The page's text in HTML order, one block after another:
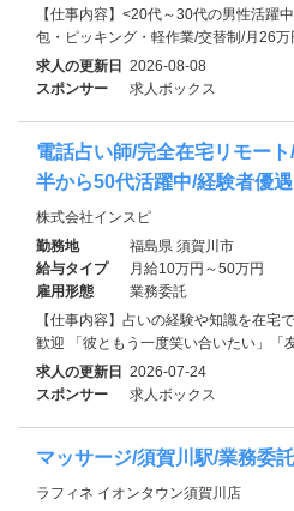
【仕事内容】<20代～30代の男性活躍
包・ピッキング・軽作業/交替制/月26万
求人の更新日 2026-08-08
スポンサー
求人ボックス
電話占い師/完全在宅リモー
半から50代活躍中/経験者優遇
株式会社インスピ
勤務地
福島県 須賀川市
給与タイプ
月給10万円～50万円
雇用形態
業務委託
【仕事内容】占いの経験や知識を在宅
歓迎 「彼ともう一度笑い合いたい」「
求人の更新日 2026-07-24
スポンサー
求人ボックス
マッサージ/須賀川駅/業務委
ラフィネ イオンタウン須賀川店